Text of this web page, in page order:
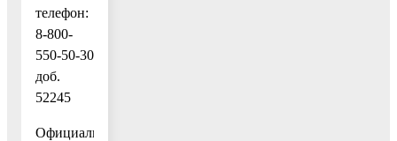
телефон:
8-800-
550-50-30
доб.
52245
Официальный